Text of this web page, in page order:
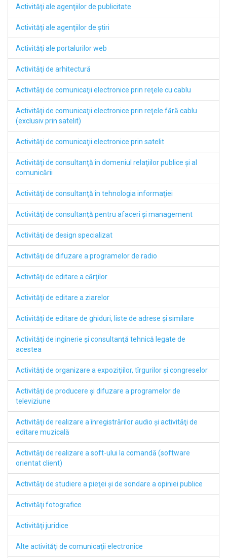
Activităţi ale agenţiilor de publicitate
Activităţi ale agenţiilor de ştiri
Activităţi ale portalurilor web
Activităţi de arhitectură
Activităţi de comunicaţii electronice prin reţele cu cablu
Activităţi de comunicaţii electronice prin reţele fără cablu
(exclusiv prin satelit)
Activităţi de comunicaţii electronice prin satelit
Activităţi de consultanţă în domeniul relaţiilor publice şi al
comunicării
Activităţi de consultanţă în tehnologia informaţiei
Activităţi de consultanţă pentru afaceri şi management
Activităţi de design specializat
Activităţi de difuzare a programelor de radio
Activităţi de editare a cărţilor
Activităţi de editare a ziarelor
Activităţi de editare de ghiduri, liste de adrese şi similare
Activităţi de inginerie şi consultanţă tehnică legate de
acestea
Activităţi de organizare a expoziţiilor, tîrgurilor şi congreselor
Activităţi de producere şi difuzare a programelor de
televiziune
Activităţi de realizare a înregistrărilor audio şi activităţi de
editare muzicală
Activităţi de realizare a soft-ului la comandă (software
orientat client)
Activităţi de studiere a pieţei şi de sondare a opiniei publice
Activităţi fotografice
Activităţi juridice
Alte activităţi de comunicaţii electronice